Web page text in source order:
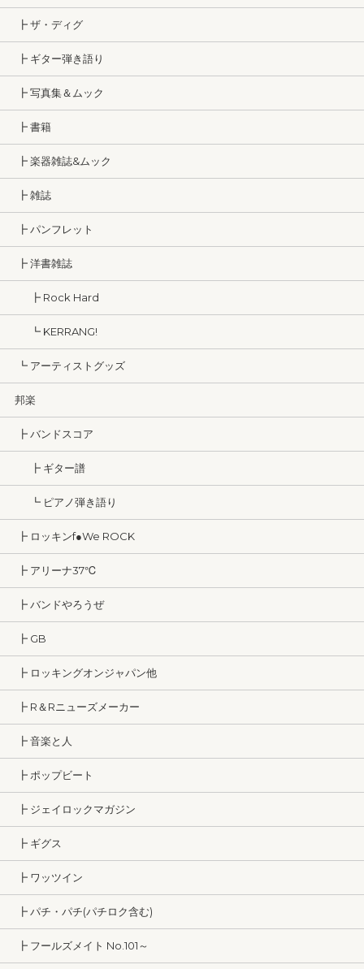
┣ ザ・ディグ
┣ ギター弾き語り
┣ 写真集＆ムック
┣ 書籍
┣ 楽器雑誌&ムック
┣ 雑誌
┣ パンフレット
┣ 洋書雑誌
┣ Rock Hard
┗ KERRANG!
┗ アーティストグッズ
邦楽
┣ バンドスコア
┣ ギター譜
┗ ピアノ弾き語り
┣ ロッキンf●We ROCK
┣ アリーナ37℃
┣ バンドやろうぜ
┣ GB
┣ ロッキングオンジャパン他
┣ R＆Rニューズメーカー
┣ 音楽と人
┣ ポップビート
┣ ジェイロックマガジン
┣ ギグス
┣ ワッツイン
┣ パチ・パチ(パチロク含む)
┣ フールズメイト No.101～